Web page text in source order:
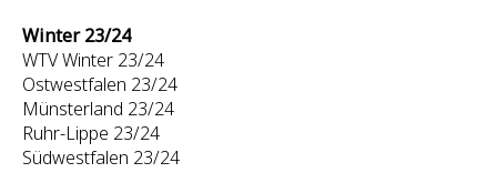
Winter 23/24
WTV Winter 23/24
Ostwestfalen 23/24
Münsterland 23/24
Ruhr-Lippe 23/24
Südwestfalen 23/24